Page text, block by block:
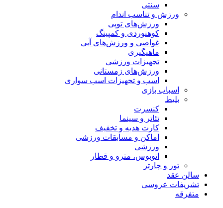
سنتی
ورزش و تناسب اندام
ورزش‌های توپی
کوهنوردی و کمپینگ
غواصی و ورزش‌های آبی
ماهیگیری
تجهیزات ورزشی
ورزش‌های زمستانی
اسب و تجهیزات اسب سواری
اسباب‌ بازی
بلیط
کنسرت
تئاتر و سینما
کارت هدیه و تخفیف
اماکن و مسابقات ورزشی
ورزشی
اتوبوس، مترو و قطار
تور و چارتر
سالن عقد
تشریفات عروسی
متفرقه